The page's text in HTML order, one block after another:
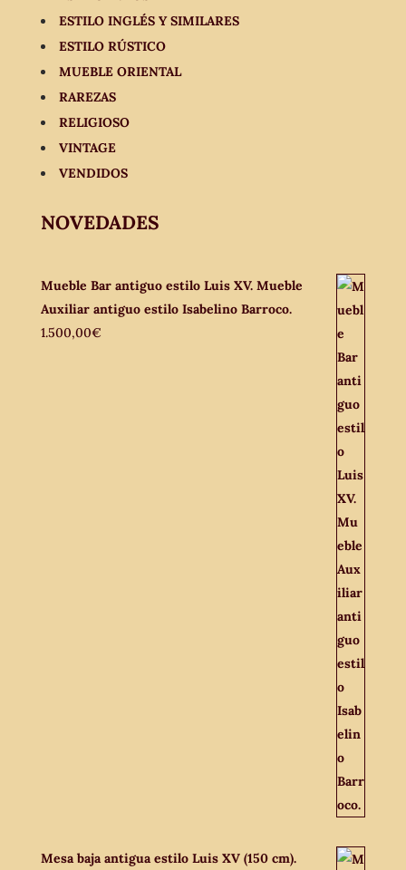
ESTILO INGLÉS Y SIMILARES
ESTILO RÚSTICO
MUEBLE ORIENTAL
RAREZAS
RELIGIOSO
VINTAGE
VENDIDOS
NOVEDADES
Mueble Bar antiguo estilo Luis XV. Mueble
Auxiliar antiguo estilo Isabelino Barroco.
1.500,00€
Mesa baja antigua estilo Luis XV (150 cm).